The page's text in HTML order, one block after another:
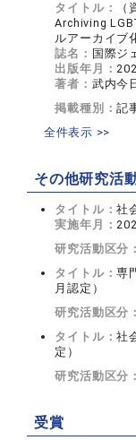
タイトル：
Archiving
ルアーカイブ
誌名： 国際ジ
出版年月：
著者： 武内今
掲載種別：記
全件表示 >>
その他研究活
タイトル：社
実施年月：
研究活動区分：
タイトル：専
月認定）
研究活動区分：
タイトル：社
定）
研究活動区分：
受賞